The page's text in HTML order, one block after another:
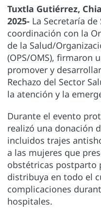
Tuxtla Gutiérrez,
2025- La Secretaría
coordinación con la
de la Salud/
(OPS/OMS), firmaron
promover y
Rechazo del Sector
la atención y la
Durante el evento
realizó una donación
incluidos trajes
a las mujeres que
obstétricas postparto
distribuya en todo el
complicaciones
hospitales.